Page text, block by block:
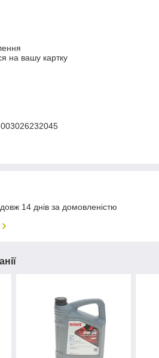
на вашу картку
14 днів за домовленістю